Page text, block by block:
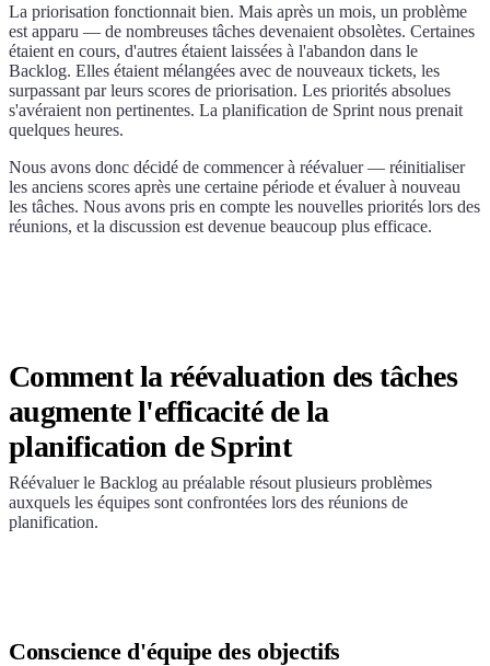
La priorisation fonctionnait bien. Mais après un mois, un problème
est apparu — de nombreuses tâches devenaient obsolètes. Certaines
étaient en cours, d'autres étaient laissées à l'abandon dans le
Backlog. Elles étaient mélangées avec de nouveaux tickets, les
surpassant par leurs scores de priorisation. Les priorités absolues
s'avéraient non pertinentes. La planification de Sprint nous prenait
quelques heures.
Nous avons donc décidé de commencer à réévaluer — réinitialiser
les anciens scores après une certaine période et évaluer à nouveau
les tâches. Nous avons pris en compte les nouvelles priorités lors des
réunions, et la discussion est devenue beaucoup plus efficace.
Comment la réévaluation des tâches
augmente l'efficacité de la
planification de Sprint
Réévaluer le Backlog au préalable résout plusieurs problèmes
auxquels les équipes sont confrontées lors des réunions de
planification.
Conscience d'équipe des objectifs